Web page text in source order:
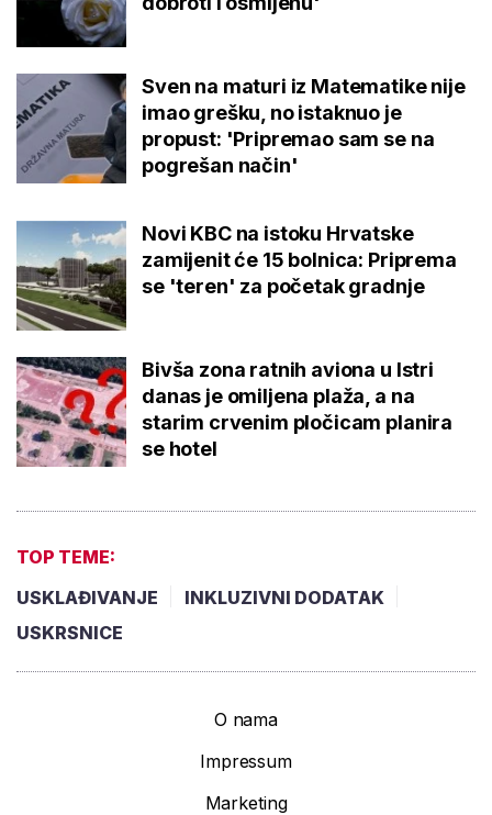
Sven na maturi iz Matematike nije
imao grešku, no istaknuo je
propust: 'Pripremao sam se na
pogrešan način'
Novi KBC na istoku Hrvatske
zamijenit će 15 bolnica: Priprema
se 'teren' za početak gradnje
Bivša zona ratnih aviona u Istri
danas je omiljena plaža, a na
starim crvenim pločicam planira
se hotel
TOP TEME:
USKLAĐIVANJE
INKLUZIVNI DODATAK
USKRSNICE
O nama
Impressum
Marketing